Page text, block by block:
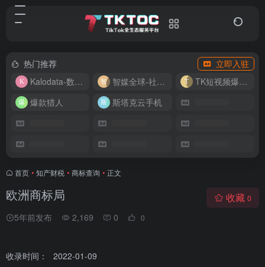
热门推荐
立即入驻
Kalodata-数据分析平台
智媒全球-社媒管理平台
TK短视频爆款复刻
爆款猎人
斯塔克云手机
首页 • 知产财税 • 商标查询 • 正文
欧洲商标局
5年前发布 2,169 0 0
收藏 0
收录时间： 2022-01-09